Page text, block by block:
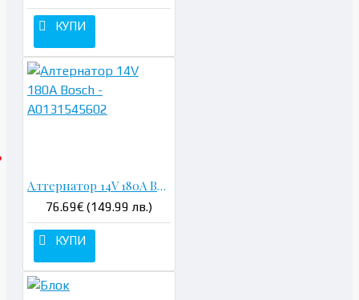
КУПИ
Алтернатор 14V 180A Bosch - A0131545602
76.69€ (149.99 лв.)
КУПИ